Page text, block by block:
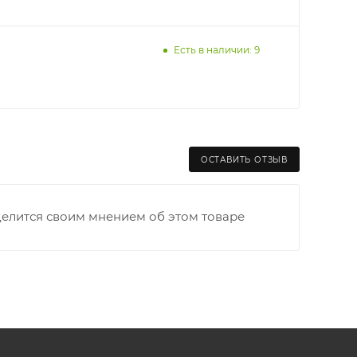
старого Моста через р. Вятка, область,
как можно раньше связаться с
оплачивается покупателем в полном объеме.
Есть в наличии: 9
ОСТАВИТЬ ОТЗЫВ
своим мнением об этом товаре